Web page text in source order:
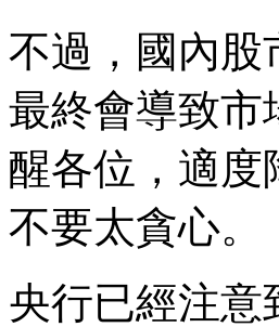
不過，國內股
最終會導致市
醒各位，適度
不要太貪心。
央行已經注意